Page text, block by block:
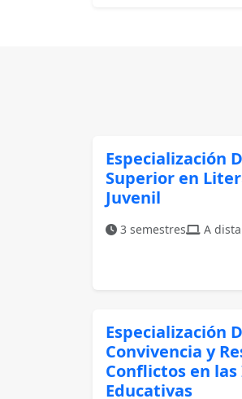
Especialización
Superior en
Juvenil
3 semestres A
Especialización
Convivencia y
Conflictos en
Educativas